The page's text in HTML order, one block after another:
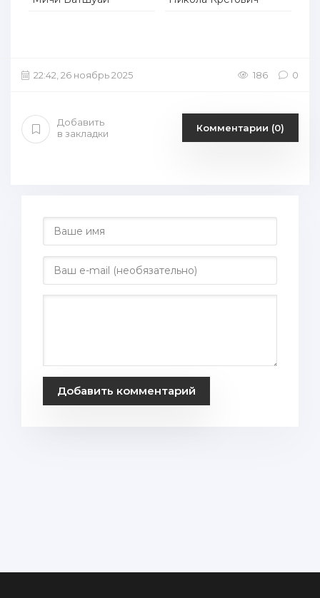
22:42, 26 ноябрь 2025 186 0
Добавить
в закладки
Комментарии (0)
Добавить комментарий